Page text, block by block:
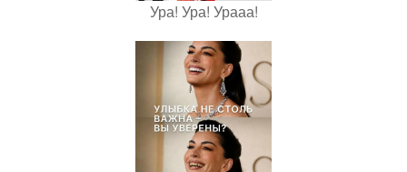
Ура! Ура! Урааа!